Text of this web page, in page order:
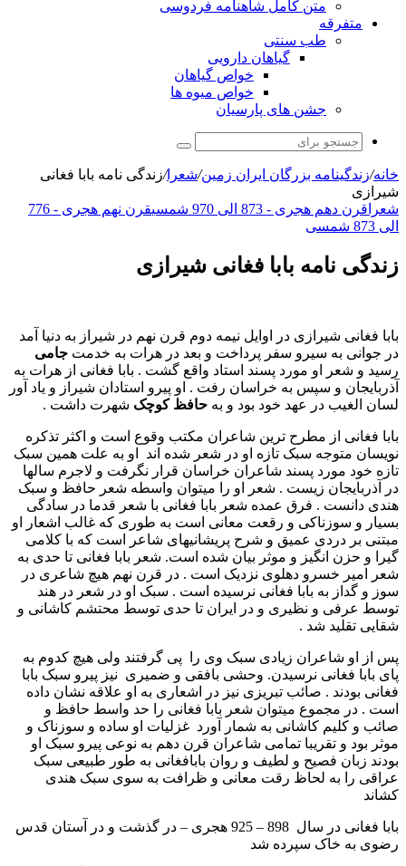
متن کامل شاهنامه فردوسی
متفرقه
طب سنتی
گیاهان دارویی
خواص گیاهان
خواص میوه ها
جشن های پارسیان
جستجو
برای
خانه/زندگینامه بزرگان ایران زمین/شعرا/زندگی نامه بابا فغانی
شیرازی
شعرا قرن دهم هجری - 873 الی 970 شمسی
قرن نهم هجری - 776
الی 873 شمسی
زندگی نامه بابا فغانی شیرازی
بابا فغانی شیرازی در اوایل نیمه دوم قرن نهم در شیراز به دنیا آمد
در جوانی به سیرو سفر پرداخت و بعد در هرات به خدمت جامی
رسید و شعر او مورد پسند استاد واقع گشت . بابا فغانی از هرات به
آذربایجان و سپس به خراسان رفت . او پیرو استادان شیراز و یاد آور
لسان الغیب در عهد خود بود و به حافظ کوچک شهرت داشت .
بابا فغانی از مطرح ترین شاعران مکتب وقوع است و اکثر تذکره
نویسان متوجه سبک تازه او در شعر شده اند او به علت همین سبک
تازه خود مورد پسند شاعران خراسان قرار نگرفت و لاجرم سالها
در آذربایجان زیست . شعر او را میتوان واسطه شعر حافظ و سبک
هندی دانست . فرق عمده شعر بابا فغانی با شعر قدما در سادگی
بسیار و سوزناکی و رقعت معانی است به طوری که غالب اشعار او
مبتنی بر دردی عمیق و شرح پریشانیهای شاعر است که با کلامی
گیرا و حزن انگیز و موثر بیان شده است. شعر بابا فغانی تا حدی به
شعر امیر خسرو دهلوی نزدیک است . در قرن نهم هیچ شاعری در
سوز و گداز به بابا فغانی نرسیده است . سبک او در شعر در هند
توسط عرفی و نظیری و در ایران تا حدی توسط محتشم کاشانی و
شقایی تقلید شد .
پس از او شاعران زیادی سبک وی را پی گرفتند ولی هیچ کدوم به
پای بابا فغانی نرسیدن. وحشی بافقی و ضمیری نیز پیرو سبک بابا
فغانی بودند . صائب تبریزی نیز در اشعاری به او علاقه نشان داده
است . در مجموع میتوان شعر بابا فغانی را حد واسط حافظ و
صائب و کلیم کاشانی به شمار آورد غزلیات او ساده و سوزناک و
موثر بود و تقریبا تمامی شاعران قرن دهم به نوعی پیرو سبک او
بودند زبان فصیح و لطیف و روان بابافغانی به طور طبیعی سبک
عراقی را به لحاظ رقت معانی و ظرافت به سوی سبک هندی
کشاند
بابا فغانی در سال 898 – 925 هجری – در گذشت و در آستان قدس
رضوی به خاک سپرده شد